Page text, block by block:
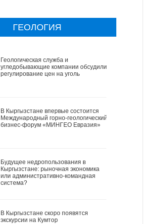
ГЕОЛОГИЯ
Геологическая служба и
угледобывающие компании обсудили
регулирование цен на уголь
В Кыргызстане впервые состоится
Международный горно-геологический
бизнес-форум «МИНГЕО Евразия»
Будущее недропользования в
Кыргызстане: рыночная экономика
или административно-командная
система?
В Кыргызстане скоро появятся
экскурсии на Кумтор